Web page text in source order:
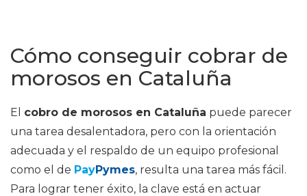
Cómo conseguir cobrar de
morosos en Cataluña
El cobro de morosos en Cataluña puede parecer
una tarea desalentadora, pero con la orientación
adecuada y el respaldo de un equipo profesional
como el de PayPymes, resulta una tarea más fácil.
Para lograr tener éxito, la clave está en actuar